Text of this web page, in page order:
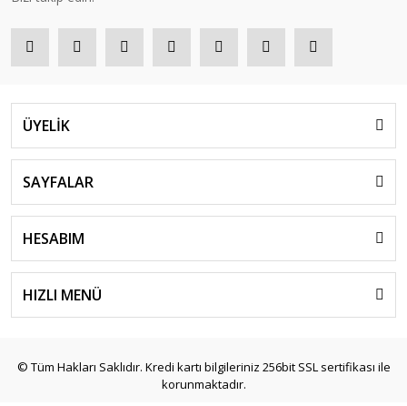
ÜYELİK
SAYFALAR
HESABIM
HIZLI MENÜ
© Tüm Hakları Saklıdır. Kredi kartı bilgileriniz 256bit SSL sertifikası ile
korunmaktadır.